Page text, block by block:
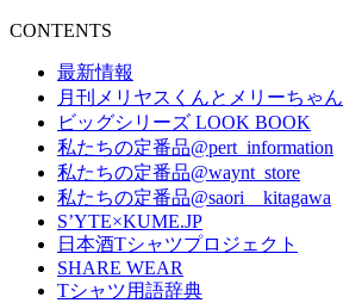
CONTENTS
最新情報
月刊メリヤスくんとメリーちゃん
ビッグシリーズ LOOK BOOK
私たちの定番品@pert_information
私たちの定番品@waynt_store
私たちの定番品@saori__kitagawa
S’YTE×KUME.JP
日本酒Tシャツプロジェクト
SHARE WEAR
Tシャツ用語辞典